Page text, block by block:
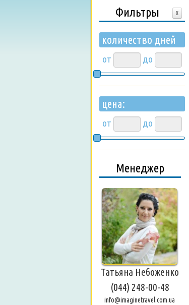
Фильтры X
количество дней
от до
цена:
от до
Менеджер
Татьяна Небоженко
(044) 248-00-48
info@imaginetravel.com.ua